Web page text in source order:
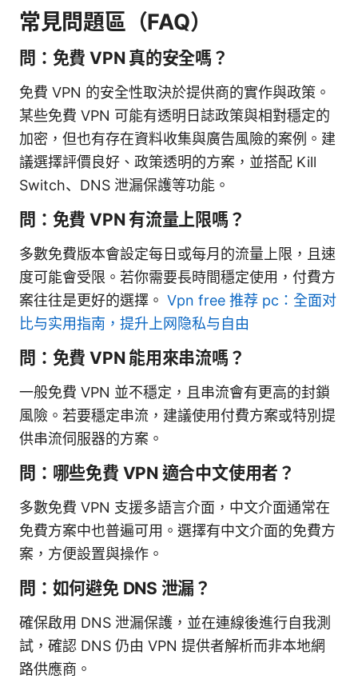
常見問題區（FAQ）
問：免費 VPN 真的安全嗎？
免費 VPN 的安全性取決於提供商的實作與政策。
某些免費 VPN 可能有透明日誌政策與相對穩定的
加密，但也有存在資料收集與廣告風險的案例。建
議選擇評價良好、政策透明的方案，並搭配 Kill
Switch、DNS 泄漏保護等功能。
問：免費 VPN 有流量上限嗎？
多數免費版本會設定每日或每月的流量上限，且速
度可能會受限。若你需要長時間穩定使用，付費方
案往往是更好的選擇。 Vpn free 推荐 pc：全面对
比与实用指南，提升上网隐私与自由
問：免費 VPN 能用來串流嗎？
一般免費 VPN 並不穩定，且串流會有更高的封鎖
風險。若要穩定串流，建議使用付費方案或特別提
供串流伺服器的方案。
問：哪些免費 VPN 適合中文使用者？
多數免費 VPN 支援多語言介面，中文介面通常在
免費方案中也普遍可用。選擇有中文介面的免費方
案，方便設置與操作。
問：如何避免 DNS 泄漏？
確保啟用 DNS 泄漏保護，並在連線後進行自我測
試，確認 DNS 仍由 VPN 提供者解析而非本地網
路供應商。